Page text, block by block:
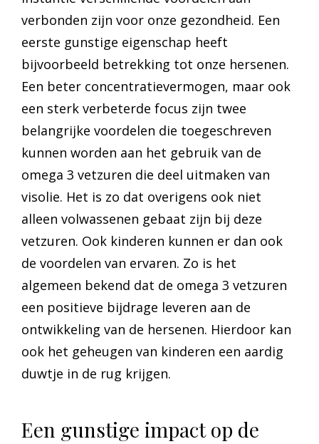
verbonden zijn voor onze gezondheid. Een
eerste gunstige eigenschap heeft
bijvoorbeeld betrekking tot onze hersenen.
Een beter concentratievermogen, maar ook
een sterk verbeterde focus zijn twee
belangrijke voordelen die toegeschreven
kunnen worden aan het gebruik van de
omega 3 vetzuren die deel uitmaken van
visolie. Het is zo dat overigens ook niet
alleen volwassenen gebaat zijn bij deze
vetzuren. Ook kinderen kunnen er dan ook
de voordelen van ervaren. Zo is het
algemeen bekend dat de omega 3 vetzuren
een positieve bijdrage leveren aan de
ontwikkeling van de hersenen. Hierdoor kan
ook het geheugen van kinderen een aardig
duwtje in de rug krijgen.
Een gunstige impact op de